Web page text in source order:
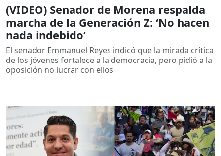
(VIDEO) Senador de Morena respalda
marcha de la Generación Z: ‘No hacen
nada indebido’
El senador Emmanuel Reyes indicó que la mirada crítica
de los jóvenes fortalece a la democracia, pero pidió a la
oposición no lucrar con ellos